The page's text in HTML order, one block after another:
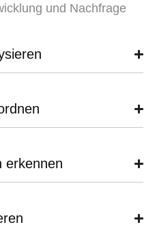
und Nachfrage
erkennen